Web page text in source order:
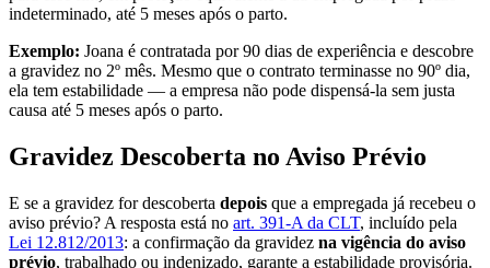
indeterminado, até 5 meses após o parto.
Exemplo: Joana é contratada por 90 dias de experiência e descobre
a gravidez no 2º mês. Mesmo que o contrato terminasse no 90º dia,
ela tem estabilidade — a empresa não pode dispensá-la sem justa
causa até 5 meses após o parto.
Gravidez Descoberta no Aviso Prévio
E se a gravidez for descoberta depois que a empregada já recebeu o
aviso prévio? A resposta está no art. 391-A da CLT, incluído pela
Lei 12.812/2013: a confirmação da gravidez na vigência do aviso
prévio, trabalhado ou indenizado, garante a estabilidade provisória.